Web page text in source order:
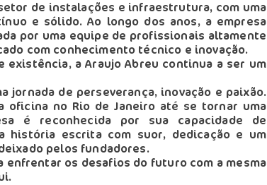
de instalações e infraestrutura, com uma
e sólido. Ao longo dos anos, a empresa
por uma equipe de profissionais altamente
com conhecimento técnico e inovação.
existência, a Araujo Abreu continua a ser um
jornada de perseverança, inovação e paixão.
oficina no Rio de Janeiro até se tornar uma
é reconhecida por sua capacidade de
história escrita com suor, dedicação e um
pelos fundadores.
enfrentar os desafios do futuro com a mesma